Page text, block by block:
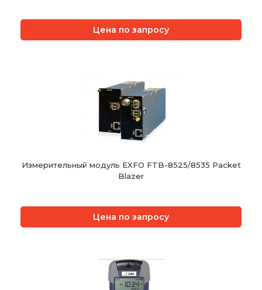
Цена по запросу
Измерительный модуль EXFO FTB-8525/8535 Packet
Blazer
Цена по запросу